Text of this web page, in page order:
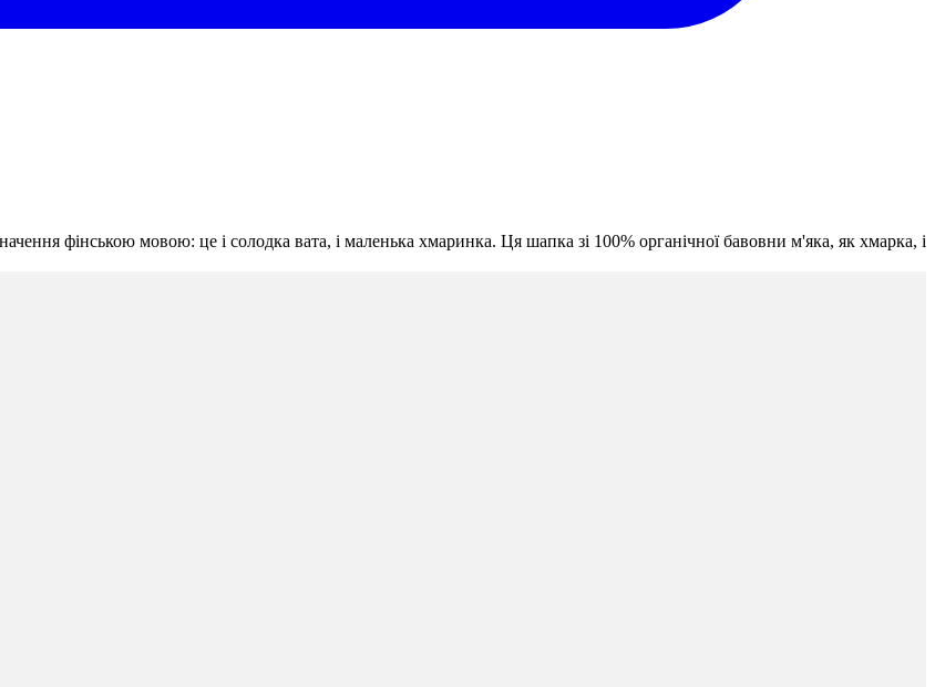
фінською мовою: це і солодка вата, і маленька хмаринка. Ця шапка зі 100% органічної бавовни м'яка, як хмарка, і